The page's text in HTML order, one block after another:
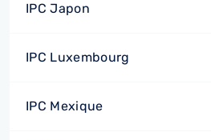
IPC Japon
IPC Luxembourg
IPC Mexique